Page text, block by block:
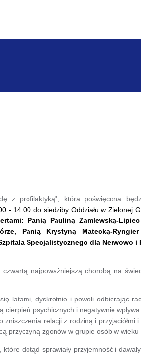
z profilaktyką", która poświęcona
- 14:00 do siedziby Oddziału w Zielonej
Panią Pauliną Zamlewską-
Panią Krystyną Matecką-
Specjalistycznego dla Nerwowo i
najpoważniejszą chorobą na
latami, dyskretnie i powoli odbierając
psychicznych i negatywnie
relacji z rodziną i przyjaciółmi i
przyczyną zgonów w grupie osób w wieku
dotąd sprawiały przyjemność i dawały